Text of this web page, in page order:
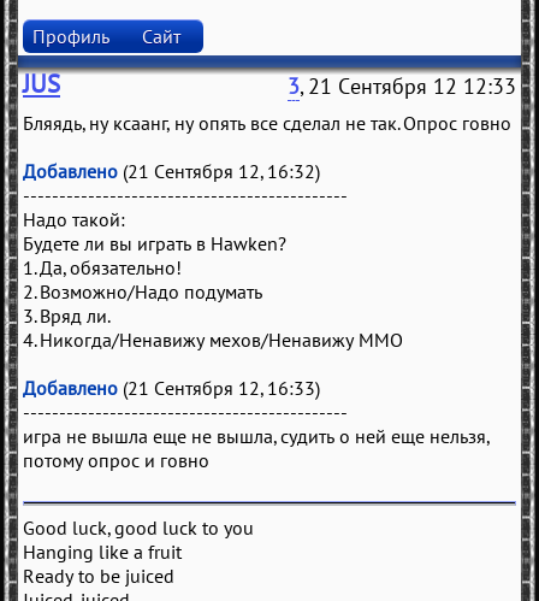
Профиль Сайт
JUS 3, 21 Сентября 12 12:33
Бляядь, ну ксаанг, ну опять все сделал не так. Опрос говно
Добавлено (21 Сентября 12, 16:32)
---------------------------------------------
Надо такой:
Будете ли вы играть в Hawken?
1. Да, обязательно!
2. Возможно/Надо подумать
3. Вряд ли.
4. Никогда/Ненавижу мехов/Ненавижу ММО
Добавлено (21 Сентября 12, 16:33)
---------------------------------------------
игра не вышла еще не вышла, судить о ней еще нельзя,
потому опрос и говно
Good luck, good luck to you
Hanging like a fruit
Ready to be juiced